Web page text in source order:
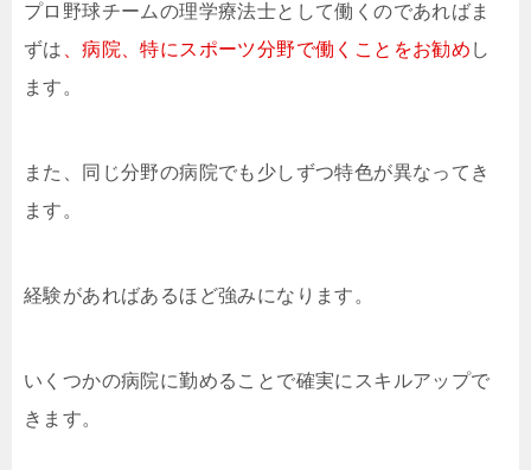
プロ野球チームの理学療法士として働くのであればま
ずは 、病院、特にスポーツ分野で働くことをお勧め し
ます。
また、同じ分野の病院でも少しずつ特色が異なってき
ます。
経験があればあるほど強みになります。
いくつかの病院に勤めることで確実にスキルアップで
きます。